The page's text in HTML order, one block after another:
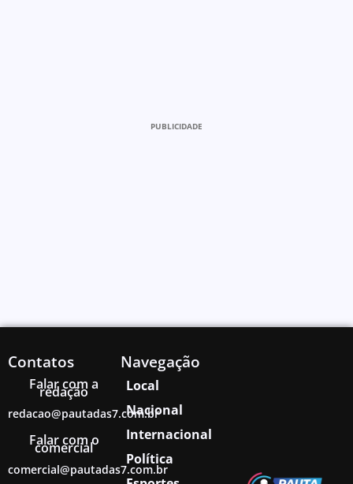
PUBLICIDADE
Contatos
Falar com a
redação
redacao@pautadas7.com.br
Falar com o
comercial
comercial@pautadas7.com.br
Navegação
Local
Nacional
Internacional
Política